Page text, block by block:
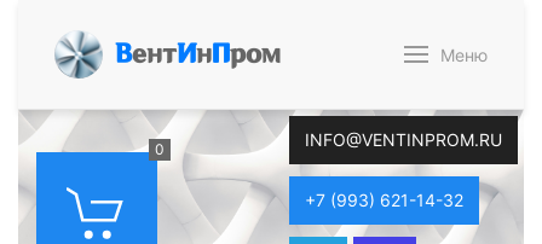
ВентИнПром Меню
0 INFO@VENTINPROM.RU
+7 (993) 621-14-32